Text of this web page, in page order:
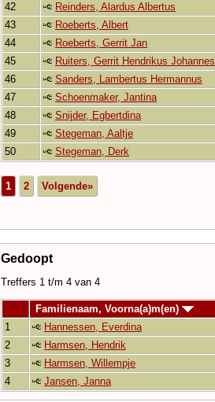
42
Reinders, Alardus Albertus
43
Roeberts, Albert
44
Roeberts, Gerrit Jan
45
Ruiters, Gerrit Hendrikus Johannes
46
Sanders, Lambertus Hermannus
47
Schoenmaker, Jantina
48
Snijder, Egbertdina
49
Stegeman, Aaltje
50
Stegeman, Derk
1 2 Volgende»
Gedoopt
Treffers 1 t/m 4 van 4
Familienaam, Voorna(a)m(en)
1
Hannessen, Everdina
2
Harmsen, Hendrik
3
Harmsen, Willempje
4
Jansen, Janna